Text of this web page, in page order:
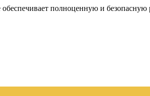
обеспечивает полноценную и